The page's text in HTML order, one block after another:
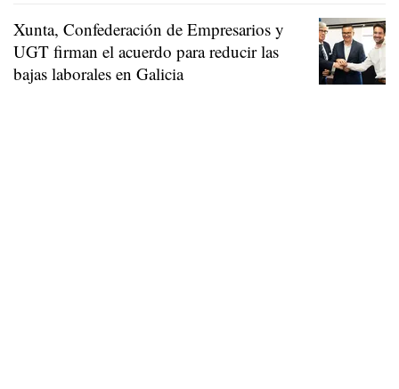
Xunta, Confederación de Empresarios y
UGT firman el acuerdo para reducir las
bajas laborales en Galicia